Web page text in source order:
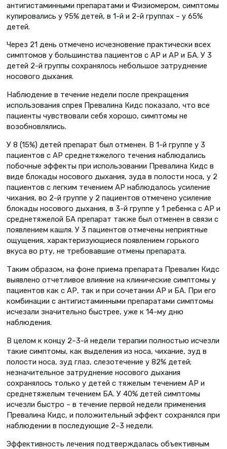
антигистаминными препаратами и Физиомером, симптомы
купировались у 95% детей, в 1-й и 2-й группах – у 65%
детей.
Через 21 день отмечено исчезновение практически всех
симптомов у большинства пациентов с АР и АР и БА. У 3
детей 2-й группы сохранялось небольшое затруднение
носового дыхания.
Наблюдение в течение недели после прекращения
использования спрея Превалина Кидс показало, что все
пациенты чувствовали себя хорошо, симптомы не
возобновлялись.
У 8 (15%) детей препарат был отменен. В 1-й группе у 3
пациентов с АР среднетяжелого течения наблюдались
побочные эффекты при использовании Превалина Кидс в
виде блокады носового дыхания, зуда в полости носа, у 2
пациентов с легким течением АР наблюдалось усиление
чихания, во 2-й группе у 2 пациентов отмечено усиление
блокады носового дыхания, в 3-й группе у 1 ребенка с АР и
среднетяжелой БА препарат также был отменен в связи с
появлением кашля. У 3 пациентов отмечены неприятные
ощущения, характеризующиеся появлением горького
вкуса во рту, не требовавшие отмены препарата.
Таким образом, на фоне приема препарата Превалин Кидс
выявлено отчетливое влияние на клинические симптомы у
пациентов как с АР, так и при сочетании АР и БА. При его
комбинации с антигистаминными препаратами симптомы
исчезали значительно быстрее, уже к 14-му дню
наблюдения.
В целом к концу 2–3-й недели терапии полностью исчезли
такие симптомы, как выделения из носа, чихание, зуд в
полости носа, зуд глаз, слезотечение у 82% детей;
незначительное затруднение носового дыхания
сохранялось только у детей с тяжелым течением АР и
среднетяжелым течением БА. У 40% детей симптомы
исчезли быстро – в течение первой недели применения
Превалина Кидс, и положительный эффект сохранялся при
наблюдении в последующие 2–3 недели.
Эффективность лечения подтверждалась объективным